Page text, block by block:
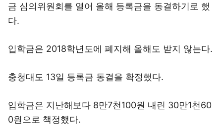
금 심의위원회를 열어 올해 등록금을 동결하기로 했
다.
입학금은 2018학년도에 폐지해 올해도 받지 않는다.
충청대도 13일 등록금 동결을 확정했다.
입학금은 지난해보다 8만7천100원 내린 30만1천60
0원으로 책정했다.